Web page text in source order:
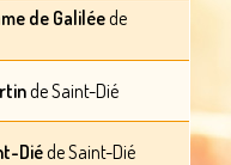
de Galiléede
de Saint-Dié
Diéde Saint-Dié